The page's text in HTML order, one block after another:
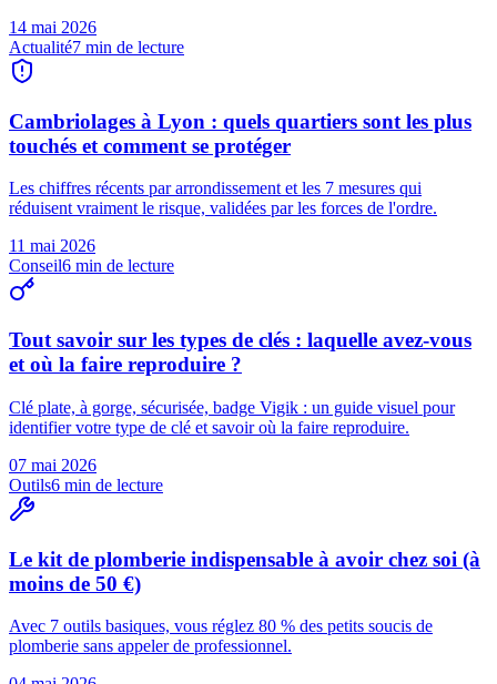
14 mai 2026
Actualité7 min de lecture
Cambriolages à Lyon : quels quartiers sont les plus
touchés et comment se protéger
Les chiffres récents par arrondissement et les 7 mesures qui
réduisent vraiment le risque, validées par les forces de l'ordre.
11 mai 2026
Conseil6 min de lecture
Tout savoir sur les types de clés : laquelle avez-vous
et où la faire reproduire ?
Clé plate, à gorge, sécurisée, badge Vigik : un guide visuel pour
identifier votre type de clé et savoir où la faire reproduire.
07 mai 2026
Outils6 min de lecture
Le kit de plomberie indispensable à avoir chez soi (à
moins de 50 €)
Avec 7 outils basiques, vous réglez 80 % des petits soucis de
plomberie sans appeler de professionnel.